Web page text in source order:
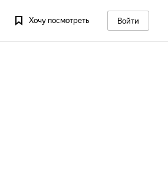
Хочу посмотреть Войти